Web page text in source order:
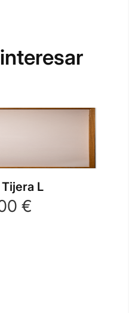
L
€